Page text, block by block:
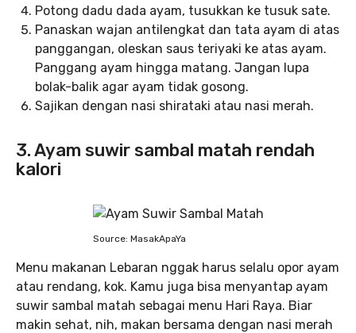
Potong dadu dada ayam, tusukkan ke tusuk sate.
Panaskan wajan antilengkat dan tata ayam di atas
panggangan, oleskan saus teriyaki ke atas ayam.
Panggang ayam hingga matang. Jangan lupa
bolak-balik agar ayam tidak gosong.
Sajikan dengan nasi shirataki atau nasi merah.
3. Ayam suwir sambal matah rendah
kalori
Source: MasakApaYa
Menu makanan Lebaran nggak harus selalu opor ayam
atau rendang, kok. Kamu juga bisa menyantap ayam
suwir sambal matah sebagai menu Hari Raya. Biar
makin sehat, nih, makan bersama dengan nasi merah